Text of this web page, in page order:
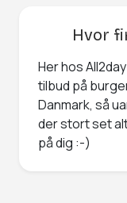
Hvor
Her hos
tilbud på
Danmark, så
der stort set
på dig :-)